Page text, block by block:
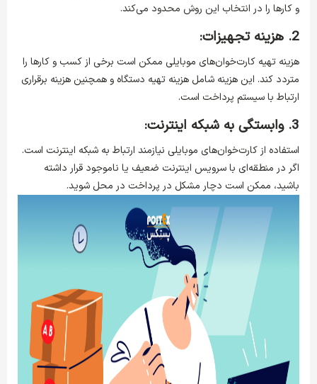
و کارها را در انتخاب این روش محدود می‌کند.
2. هزینه تجهیزات:
هزینه تهیه کارت‌خوان‌های موبایلی ممکن است برخی از کسب و کارها را
متردد کند. این هزینه شامل هزینه تهیه دستگاه و همچنین هزینه برقراری
ارتباط با سیستم پرداخت است.
3. وابستگی به شبکه اینترنت:
استفاده از کارت‌خوان‌های موبایلی نیازمند ارتباط به شبکه اینترنت است.
اگر در منطقه‌ای با سرویس اینترنت ضعیف یا ناموجود قرار داشته
باشید، ممکن است دچار مشکل در پرداخت در محل شوید.